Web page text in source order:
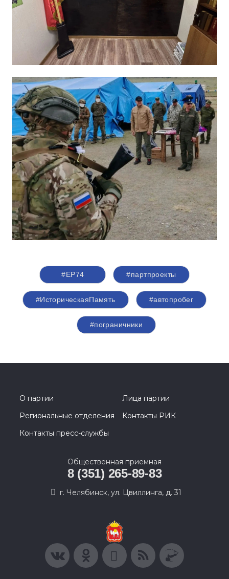
#ЕР74 #партпроекты
#ИсторическаяПамять #автопробег
#пограничники
О партии
Лица партии
Региональные отделения
Контакты РИК
Контакты пресс-службы
Общественная приемная
8 (351) 265-89-83
г. Челябинск, ул. Цвиллинга, д. 31